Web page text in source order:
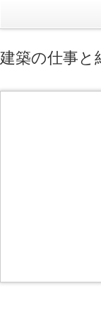
建築の仕事と